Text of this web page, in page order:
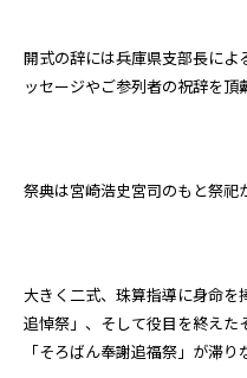
開式の辞には兵庫県支部長によ
ッセージやご参列者の祝辞を頂
祭典は宮崎浩史宮司のもと祭祀
大きく二式、珠算指導に身命
追悼祭」、そして役目を終え
「そろばん奉謝追福祭」が滞り